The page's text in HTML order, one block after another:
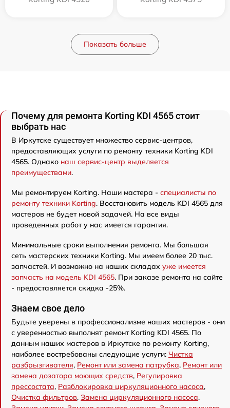
Показать больше
Почему для ремонта Korting KDI 4565 стоит
выбрать нас
В Иркутске существует множество сервис-центров,
предоставляющих услуги по ремонту техники Korting KDI
4565. Однако наш сервис-центр выделяется
преимуществами.
Мы ремонтируем Korting. Наши мастера - специалисты по
ремонту техники Korting. Восстановить модель KDI 4565 для
мастеров не будет новой задачей. На все виды
проведенных работ у нас имеется гарантия.
Минимальные сроки выполнения ремонта. Мы большая
сеть мастерских техники Korting. Мы имеем более 20 тыс.
запчастей. И возможно на наших складах уже имеется
запчасть на модель KDI 4565. При заказе ремонта на сайте
- предоставляется скидка -25%.
Знаем свое дело
Будьте уверены в профессионализме наших мастеров - они
с уверенностью выполнят ремонт Korting KDI 4565. По
данным наших мастеров в Иркутске по ремонту Korting,
наиболее востребованы следующие услуги: Чистка
разбрызгивателя, Ремонт или замена патрубка, Ремонт или
замена дозатора моющих средств, Регулировка
прессостата, Разблокировка циркуляционного насоса,
Очистка фильтров, Замена циркуляционного насоса,